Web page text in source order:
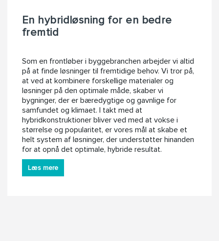
En hybridløsning for en bedre
fremtid
Som en frontløber i byggebranchen arbejder vi altid
på at finde løsninger til fremtidige behov. Vi tror på,
at ved at kombinere forskellige materialer og
løsninger på den optimale måde, skaber vi
bygninger, der er bæredygtige og gavnlige for
samfundet og klimaet. I takt med at
hybridkonstruktioner bliver ved med at vokse i
størrelse og popularitet, er vores mål at skabe et
helt system af løsninger, der understøtter hinanden
for at opnå det optimale, hybride resultat.
Læs mere